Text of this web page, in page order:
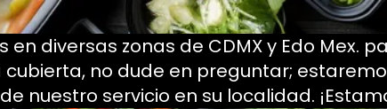
diversas zonas de CDMX y Edo Mex.
cubierta, no dude en preguntar;
nuestro servicio en su localidad.